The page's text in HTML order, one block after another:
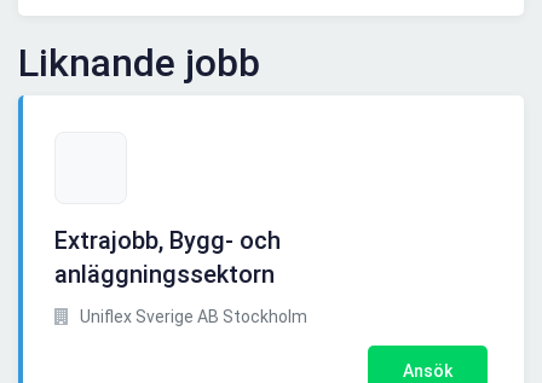
Liknande jobb
Extrajobb, Bygg- och
anläggningssektorn
Uniflex Sverige AB Stockholm
Ansök